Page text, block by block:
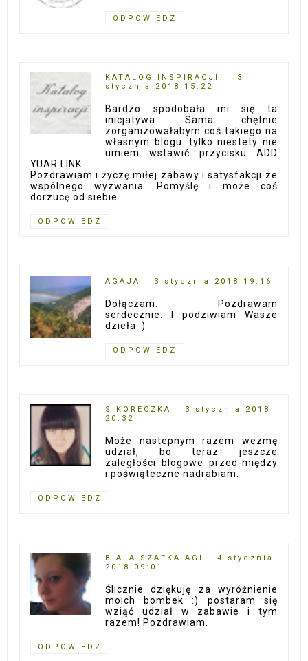
ODPOWIEDZ
KATALOG INSPIRACJI
3
stycznia 2018 15:22
Bardzo spodobała mi się ta
inicjatywa. Sama chętnie
zorganizowałabym coś takiego na
własnym blogu. tylko niestety nie
umiem wstawić przycisku ADD
YUAR LINK.
Pozdrawiam i życzę miłej zabawy i satysfakcji ze
wspólnego wyzwania. Pomyślę i może coś
dorzucę od siebie.
ODPOWIEDZ
AGAJA 3 stycznia 2018 19:16
Dołączam. Pozdrawam
serdecznie. I podziwiam Wasze
dzieła :)
ODPOWIEDZ
SIKORECZKA
3 stycznia 2018
20:32
Może nastepnym razem wezmę
udział, bo teraz jeszcze
zaległości blogowe przed-między
i poświąteczne nadrabiam.
ODPOWIEDZ
BIALA SZAFKA AGI
4 stycznia
2018 09:01
Ślicznie dziękuję za wyróżnienie
moich bombek :) postaram się
wziąć udział w zabawie i tym
razem! Pozdrawiam.
ODPOWIEDZ